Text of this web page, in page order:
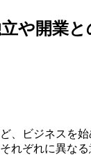
や開業
、ビジネスを
れぞれに異な